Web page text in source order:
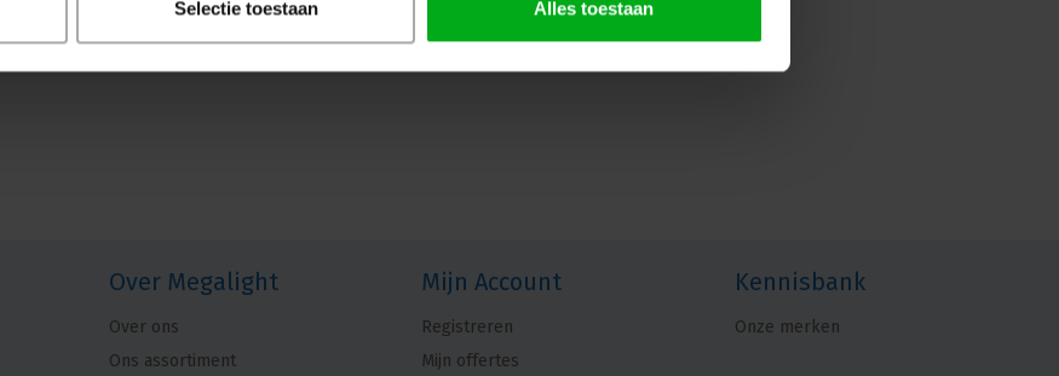
Selectie toestaan Alles toestaan
Over Megalight
Over ons
Ons assortiment
Mijn Account
Registreren
Mijn offertes
Kennisbank
Onze merken